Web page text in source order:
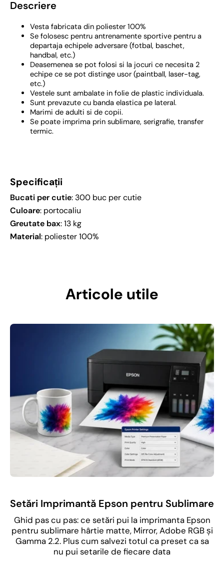
Descriere
Vesta fabricata din poliester 100%
Se folosesc pentru antrenamente sportive pentru a
departaja echipele adversare (fotbal, baschet,
handbal, etc.)
Deasemenea se pot folosi si la jocuri ce necesita 2
echipe ce se pot distinge usor (paintball, laser-tag,
etc.)
Vestele sunt ambalate in folie de plastic individuala.
Sunt prevazute cu banda elastica pe lateral.
Marimi de adulti si de copii.
Se poate imprima prin sublimare, serigrafie, transfer
termic.
Specificații
Bucati per cutie: 300 buc per cutie
Culoare: portocaliu
Greutate bax: 13 kg
Material: poliester 100%
Articole utile
Setări Imprimantă Epson pentru Sublimare
Ghid pas cu pas: ce setări pui la imprimanta Epson
pentru sublimare hârtie matte, Mirror, Adobe RGB și
Gamma 2.2. Plus cum salvezi totul ca preset ca sa
nu pui setarile de fiecare data